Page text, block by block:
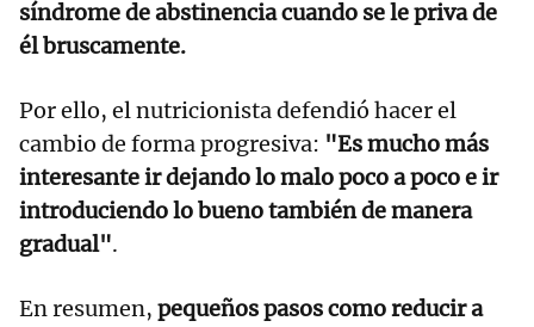
síndrome de abstinencia cuando se le priva de
él bruscamente.
Por ello, el nutricionista defendió hacer el
cambio de forma progresiva: "Es mucho más
interesante ir dejando lo malo poco a poco e ir
introduciendo lo bueno también de manera
gradual".
En resumen, pequeños pasos como reducir a